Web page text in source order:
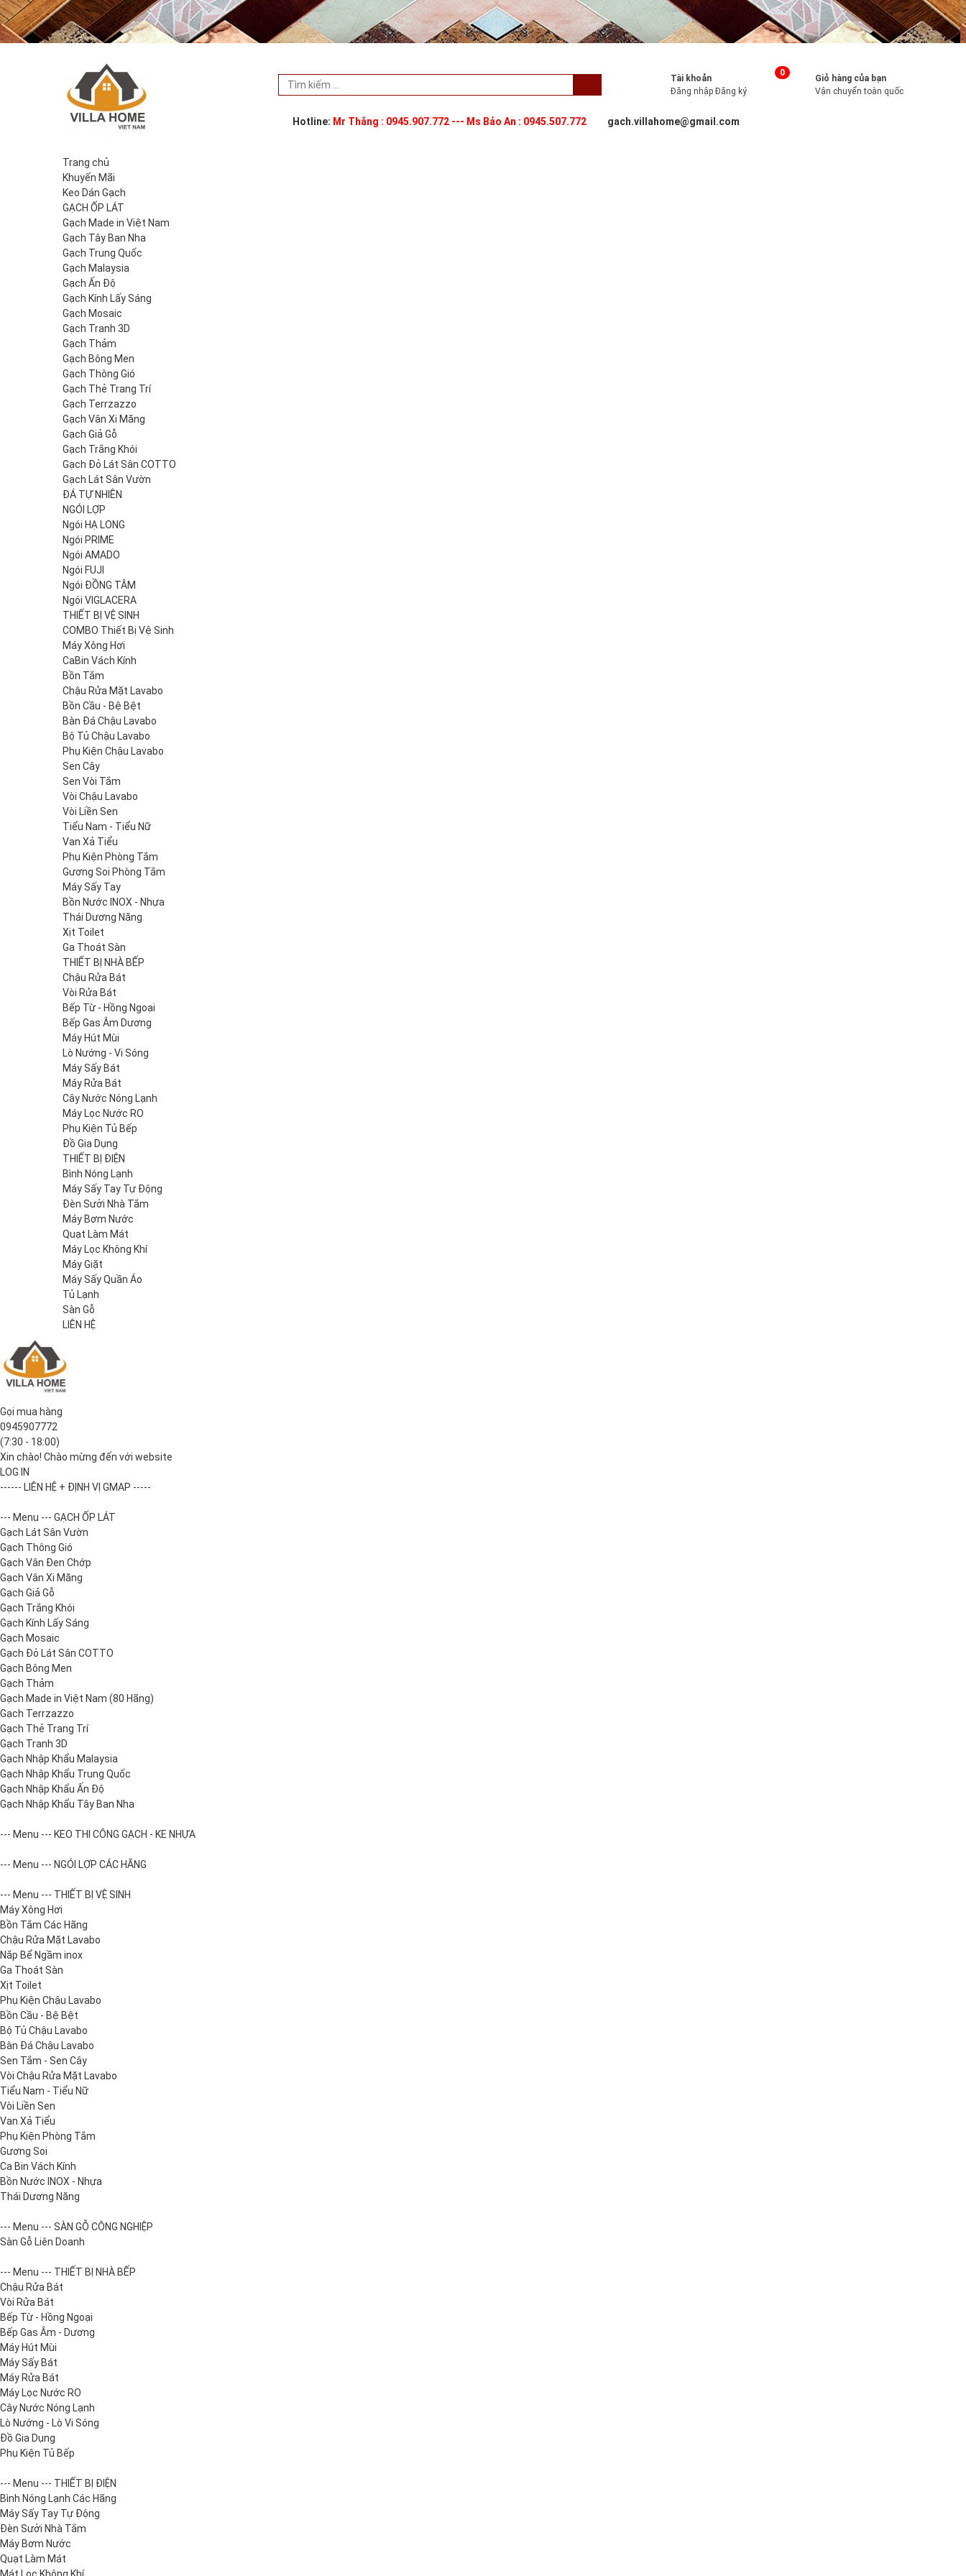
Tài khoản
Đăng nhập Đăng ký
0
Giỏ hàng của bạn
Vận chuyển toàn quốc
Hotline: Mr Thắng : 0945.907.772 --- Ms Bảo An : 0945.507.772 gach.villahome@gmail.com
Trang chủ
Khuyến Mãi
Keo Dán Gạch
GẠCH ỐP LÁT
Gạch Made in Việt Nam
Gạch Tây Ban Nha
Gạch Trung Quốc
Gạch Malaysia
Gạch Ấn Độ
Gạch Kính Lấy Sáng
Gạch Mosaic
Gạch Tranh 3D
Gạch Thảm
Gạch Bông Men
Gạch Thông Gió
Gạch Thẻ Trang Trí
Gạch Terrzazzo
Gạch Vân Xi Măng
Gạch Giả Gỗ
Gạch Trắng Khói
Gạch Đỏ Lát Sân COTTO
Gạch Lát Sân Vườn
ĐÁ TỰ NHIÊN
NGÓI LỢP
Ngói HẠ LONG
Ngói PRIME
Ngói AMADO
Ngói FUJI
Ngói ĐỒNG TÂM
Ngói VIGLACERA
THIẾT BỊ VỆ SINH
COMBO Thiết Bị Vệ Sinh
Máy Xông Hơi
CaBin Vách Kính
Bồn Tắm
Chậu Rửa Mặt Lavabo
Bồn Cầu - Bệ Bệt
Bàn Đá Chậu Lavabo
Bộ Tủ Chậu Lavabo
Phụ Kiện Chậu Lavabo
Sen Cây
Sen Vòi Tắm
Vòi Chậu Lavabo
Vòi Liền Sen
Tiểu Nam - Tiểu Nữ
Van Xả Tiểu
Phụ Kiện Phòng Tắm
Gương Soi Phòng Tắm
Máy Sấy Tay
Bồn Nước INOX - Nhựa
Thái Dương Năng
Xịt Toilet
Ga Thoát Sàn
THIẾT BỊ NHÀ BẾP
Chậu Rửa Bát
Vòi Rửa Bát
Bếp Từ - Hồng Ngoại
Bếp Gas Âm Dương
Máy Hút Mùi
Lò Nướng - Vi Sóng
Máy Sấy Bát
Máy Rửa Bát
Cây Nước Nóng Lạnh
Máy Lọc Nước RO
Phụ Kiện Tủ Bếp
Đồ Gia Dụng
THIẾT BỊ ĐIỆN
Bình Nóng Lạnh
Máy Sấy Tay Tự Động
Đèn Sưởi Nhà Tắm
Máy Bơm Nước
Quạt Làm Mát
Máy Lọc Không Khí
Máy Giặt
Máy Sấy Quần Áo
Tủ Lạnh
Sàn Gỗ
LIÊN HỆ
Gọi mua hàng
0945907772
(7:30 - 18:00)
Xin chào! Chào mừng đến với website
LOG IN
------ LIÊN HỆ + ĐỊNH VỊ GMAP -----
--- Menu --- GẠCH ỐP LÁT
Gạch Lát Sân Vườn
Gạch Thông Gió
Gạch Vân Đen Chớp
Gạch Vân Xi Măng
Gạch Giả Gỗ
Gạch Trắng Khói
Gạch Kính Lấy Sáng
Gạch Mosaic
Gạch Đỏ Lát Sân COTTO
Gạch Bông Men
Gạch Thảm
Gạch Made in Việt Nam (80 Hãng)
Gạch Terrzazzo
Gạch Thẻ Trang Trí
Gạch Tranh 3D
Gạch Nhập Khẩu Malaysia
Gạch Nhập Khẩu Trung Quốc
Gạch Nhập Khẩu Ấn Độ
Gạch Nhập Khẩu Tây Ban Nha
--- Menu --- KEO THI CÔNG GẠCH - KE NHỰA
--- Menu --- NGÓI LỢP CÁC HÃNG
--- Menu --- THIẾT BỊ VỆ SINH
Máy Xông Hơi
Bồn Tắm Các Hãng
Chậu Rửa Mặt Lavabo
Nắp Bể Ngầm inox
Ga Thoát Sàn
Xịt Toilet
Phụ Kiện Chậu Lavabo
Bồn Cầu - Bệ Bệt
Bộ Tủ Chậu Lavabo
Bàn Đá Chậu Lavabo
Sen Tắm - Sen Cây
Vòi Chậu Rửa Mặt Lavabo
Tiểu Nam - Tiểu Nữ
Vòi Liền Sen
Van Xả Tiểu
Phụ Kiện Phòng Tắm
Gương Soi
Ca Bin Vách Kính
Bồn Nước INOX - Nhựa
Thái Dương Năng
--- Menu --- SÀN GỖ CÔNG NGHIỆP
Sàn Gỗ Liên Doanh
--- Menu --- THIẾT BỊ NHÀ BẾP
Chậu Rửa Bát
Vòi Rửa Bát
Bếp Từ - Hồng Ngoại
Bếp Gas Âm - Dương
Máy Hút Mùi
Máy Sấy Bát
Máy Rửa Bát
Máy Lọc Nước RO
Cây Nước Nóng Lạnh
Lò Nướng - Lò Vi Sóng
Đồ Gia Dụng
Phụ Kiện Tủ Bếp
--- Menu --- THIẾT BỊ ĐIỆN
Bình Nóng Lạnh Các Hãng
Máy Sấy Tay Tự Động
Đèn Sưởi Nhà Tắm
Máy Bơm Nước
Quạt Làm Mát